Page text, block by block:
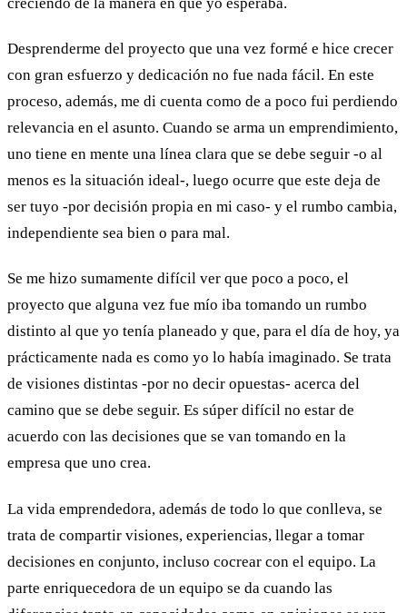
Desprenderme del proyecto que una vez formé e hice crecer
con gran esfuerzo y dedicación no fue nada fácil. En este
proceso, además, me di cuenta como de a poco fui perdiendo
relevancia en el asunto. Cuando se arma un emprendimiento,
uno tiene en mente una línea clara que se debe seguir -o al
menos es la situación ideal-, luego ocurre que este deja de
ser tuyo -por decisión propia en mi caso- y el rumbo cambia,
independiente sea bien o para mal.
Se me hizo sumamente difícil ver que poco a poco, el
proyecto que alguna vez fue mío iba tomando un rumbo
distinto al que yo tenía planeado y que, para el día de hoy, ya
prácticamente nada es como yo lo había imaginado. Se trata
de visiones distintas -por no decir opuestas- acerca del
camino que se debe seguir. Es súper difícil no estar de
acuerdo con las decisiones que se van tomando en la
empresa que uno crea.
La vida emprendedora, además de todo lo que conlleva, se
trata de compartir visiones, experiencias, llegar a tomar
decisiones en conjunto, incluso cocrear con el equipo. La
parte enriquecedora de un equipo se da cuando las